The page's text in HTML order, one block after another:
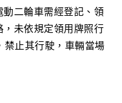
二輪車需經登記、領
未依規定領用牌照行
止其行駛，車輛當場